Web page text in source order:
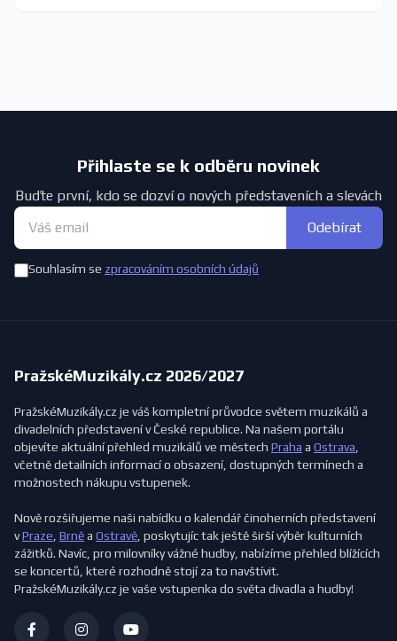
Přihlaste se k odběru novinek
Buďte první, kdo se dozví o nových představeních a slevách
Odebírat
Souhlasím se zpracováním osobních údajů
PražskéMuzikály.cz 2026/2027
PražskéMuzikály.cz je váš kompletní průvodce světem muzikálů a
divadelních představení v České republice. Na našem portálu
objevíte aktuální přehled muzikálů ve městech Praha a Ostrava
včetně detailních informací o obsazení, dostupných termínech a
možnostech nákupu vstupenek.
Nově rozšiřujeme naši nabídku o kalendář činoherních představení
vPraze Brněa Ostravě , poskytujíc tak ještě širší výběr kulturních
zážitků. Navíc, pro milovníky vážné hudby, nabízíme přehled blížících
se koncertů, které rozhodně stojí za to navštívit.
PražskéMuzikály.cz je vaše vstupenka do světa divadla a hudby!